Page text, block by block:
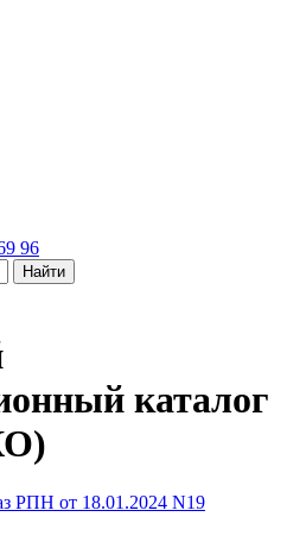
96
Найти
каталог
РПН от 18.01.2024 N19